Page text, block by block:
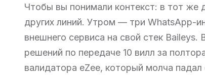
Чтобы вы понимали контекст: в тот же
других линий. Утром — три WhatsApp-
внешнего сервиса на свой стек
решений по передаче 10 вилл за
валидатора eZee, который молча